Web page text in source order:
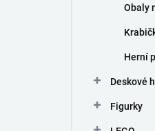
Obaly
Herní
Deskové
Figurky